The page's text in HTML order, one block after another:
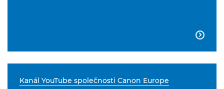

Kanál YouTube společnosti Canon Europe